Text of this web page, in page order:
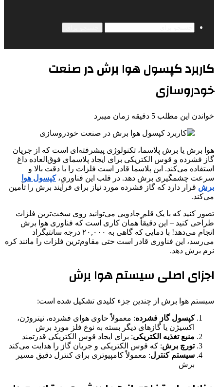
کاربرد کپسول هوا برش در صنعت
خودروسازی
خواندن این مطلب 5 دقیقه زمان میبرد
هوا برش یا برش پلاسما، تکنولوژی پیشرفته‌ای است که از جریان
گاز فشرده و قوس الکتریکی برای ایجاد پلاسمای فوق‌العاده داغ
استفاده می‌کند. این پلاسما قادر است فلزات را با دقت بالا و
سرعت چشمگیری برش دهد. در قلب این فناوری،کپسول هوا
برش قرار دارد که گاز فشرده مورد نیاز برای فرآیند برش را تأمین
می‌کند.
تصور کنید که با یک قلم جادویی می‌توانید روی سخت‌ترین فلزات
طراحی کنید – این دقیقاً همان کاری است که فناوری هوا برش
انجام می‌دهد! با دمایی که گاهی به ۲۰,۰۰۰ درجه سانتیگراد
می‌رسد، این فناوری قادر است حتی مقاوم‌ترین فلزات را مانند کره
نرم برش دهد.
اجزای اصلی سیستم هوا برش
سیستم هوا برش از چندین جزء کلیدی تشکیل شده است:
کپسول گاز فشرده: معمولاً حاوی هوای فشرده، نیتروژن،
اکسیژن یا گازهای دیگر بسته به نوع فلز مورد برش
منبع تغذیه الکتریکی: برای ایجاد قوس الکتریکی قدرتمند
تورچ برش: که قوس الکتریکی و جریان گاز را هدایت می‌کند
سیستم کنترل: معمولاً کامپیوتری برای کنترل دقیق مسیر
برش